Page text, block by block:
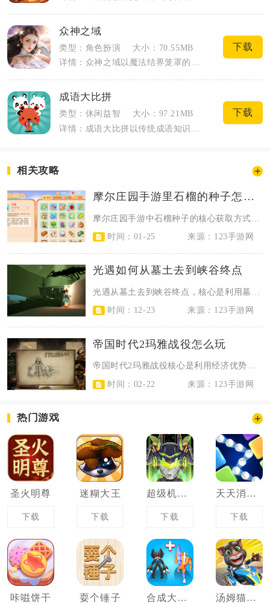
众神之域
类型：角色扮演
大小：70.55MB
详情：众神之域以魔法结界笼罩的奇幻神域为舞台，玩家将化身契约召唤师，穿梭神殿、秘境...
下载
成语大比拼
类型：休闲益智
大小：97.21MB
下载
相关攻略
摩尔庄园手游里石榴的种子怎么得
时间：01-25
来源：123手游网
光遇如何从墓土去到峡谷终点
时间：12-23
来源：123手游网
帝国时代2玛雅战役怎么玩
帝国时代2玛雅战役核心是利用经济优势快速升封建、城堡时代，以廉价步弓/羽箭手...
时间：02-22
来源：123手游网
热门游戏
圣火明尊
下载
迷糊大王
下载
超级机甲战神
下载
天天消砖块
下载
咔嗞饼干 耍个锤子 合成大怪兽 汤姆猫飞车